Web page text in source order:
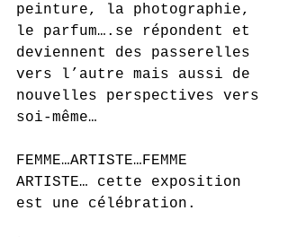
peinture, la photographie,
le parfum….se répondent et
deviennent des passerelles
vers l’autre mais aussi de
nouvelles perspectives vers
soi-même…
FEMME…ARTISTE…FEMME
ARTISTE… cette exposition
est une célébration.